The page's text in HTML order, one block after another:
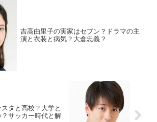
吉高由里子の実家はセブン？ドラマの主
演と衣装と病気？大倉忠義？
タと高校？大学と
サッカー時代と解